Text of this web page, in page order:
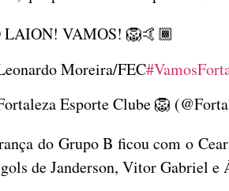
LAION! VAMOS! 🦁🤙🏾
Moreira/FEC
Esporte Clube 🦁
do Grupo B ficou com o
de Janderson, Vitor Gabriel